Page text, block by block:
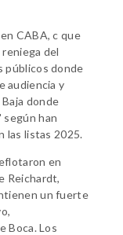
CABA, c que
del
públicos donde
audiencia y
Baja donde
según han
las listas 2025.
en
Reichardt,
un fuerte
Boca. Los